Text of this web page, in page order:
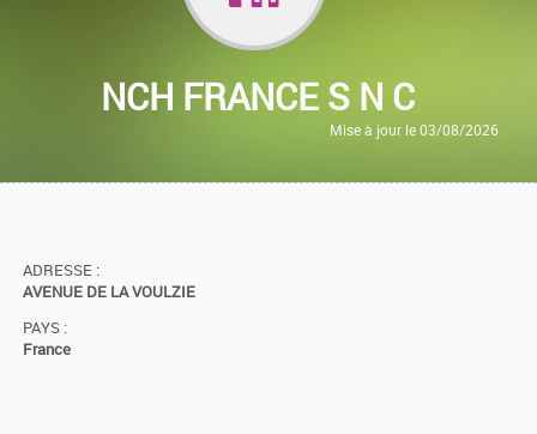
NCH FRANCE S N C
Mise à jour le 03/08/2026
ADRESSE :
AVENUE DE LA VOULZIE
PAYS :
France